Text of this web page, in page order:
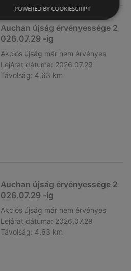
Auchan újság érvényessége 2
026.07.29 -ig
Akciós újság már nem érvényes
Lejárat dátuma: 2026.07.29
Távolság: 4,63 km
Auchan újság érvényessége 2
026.07.29 -ig
Akciós újság már nem érvényes
Lejárat dátuma: 2026.07.29
Távolság: 4,63 km
POWERED BY COOKIESCRIPT